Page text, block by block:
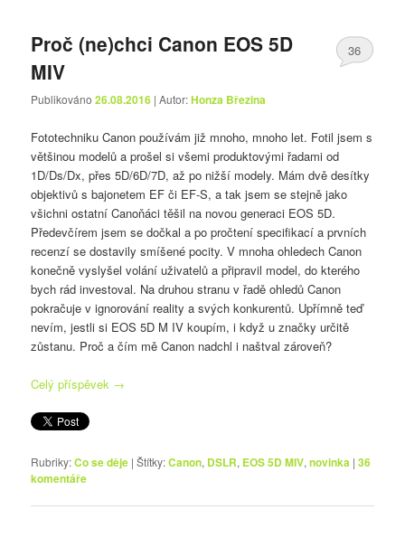
Proč (ne)chci Canon EOS 5D
MIV
Publikováno26.08.2016 | Autor:Honza Březina
36
Fototechniku Canon používám již mnoho, mnoho let. Fotil jsem s
většinou modelů a prošel si všemi produktovými řadami od
1D/Ds/Dx, přes 5D/6D/7D, až po nižší modely. Mám dvě desítky
objektivů s bajonetem EF či EF-S, a tak jsem se stejně jako
všichni ostatní Canoňáci těšil na novou generaci EOS 5D.
Předevčírem jsem se dočkal a po pročtení specifikací a prvních
recenzí se dostavily smíšené pocity. V mnoha ohledech Canon
konečně vyslyšel volání uživatelů a připravil model, do kterého
bych rád investoval. Na druhou stranu v řadě ohledů Canon
pokračuje v ignorování reality a svých konkurentů. Upřímně teď
nevím, jestli si EOS 5D M IV koupím, i když u značky určitě
zůstanu. Proč a čím mě Canon nadchl i naštval zároveň?
Celý příspěvek →
Rubriky:Co se děje |Štítky:Canon, DSLR, EOS 5D MIV,novinka |36
komentáře